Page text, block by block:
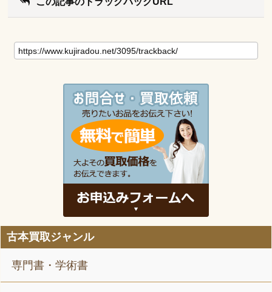
古本買取ジャンル
専門書・学術書